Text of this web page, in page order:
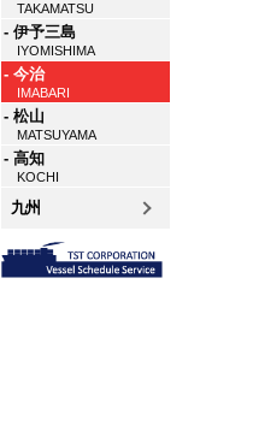
TAKAMATSU
- 伊予三島
IYOMISHIMA
- 今治
IMABARI
- 松山
MATSUYAMA
- 高知
KOCHI
九州